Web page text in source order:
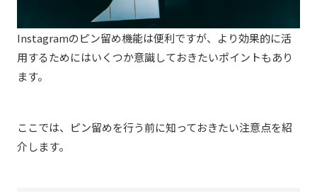
Instagramのピン留め機能は便利ですが、より効果的に活
用するためにはいくつか意識しておきたいポイントもあり
ます。
ここでは、ピン留めを行う前に知っておきたい注意点を紹
介します。